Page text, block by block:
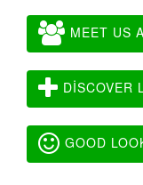
MEET US
DISCOVER
GOOD